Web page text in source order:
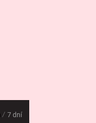
/ 7 dní